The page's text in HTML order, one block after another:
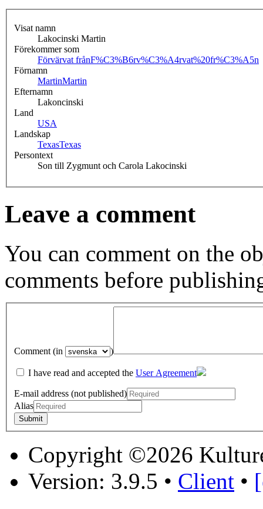
Visat namn
Lakocinski Martin
Förekommer som
Förvärvat frånF%C3%B6rv%C3%A4rvat%20fr%C3%A5n
Förnamn
MartinMartin
Efternamn
Lakoncinski
Land
USA
Landskap
TexasTexas
Persontext
Son till Zygmunt och Carola Lakocinski
Leave a comment
You can comment on the
comments before
Comment (in )
I have read and accepted the User Agreement
E-mail address (not published)
Alias
Copyright ©2026
Version: 3.9.5 • Client •